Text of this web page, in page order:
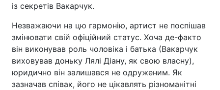
із секретів Вакарчук.
Незважаючи на цю гармонію, артист не поспішав
змінювати свій офіційний статус. Хоча де-факто
він виконував роль чоловіка і батька (Вакарчук
виховував доньку Лялі Діану, як свою власну),
юридично він залишався не одруженим. Як
зазначав співак, його не цікавлять різноманітні